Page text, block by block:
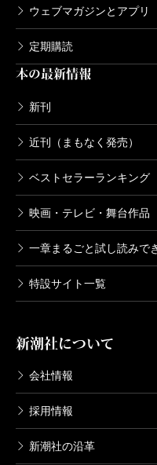
ウェブマガジンとアプリ
定期購読
本の最新情報
新刊
近刊（まもなく発売）
ベストセラーランキング
映画・テレビ・舞台作品
一章まるごと試し読みで
特設サイト一覧
新潮社について
会社情報
採用情報
新潮社の沿革